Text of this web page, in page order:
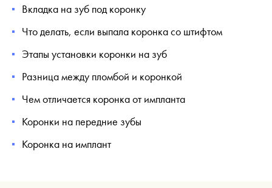
Вкладка на зуб под коронку
Что делать, если выпала коронка со штифтом
Этапы установки коронки на зуб
Разница между пломбой и коронкой
Чем отличается коронка от импланта
Коронки на передние зубы
Коронка на имплант